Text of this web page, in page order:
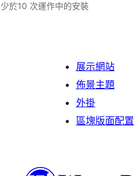
少於10 次運作中的安裝
展示網站
佈景主題
外掛
區塊版面配置